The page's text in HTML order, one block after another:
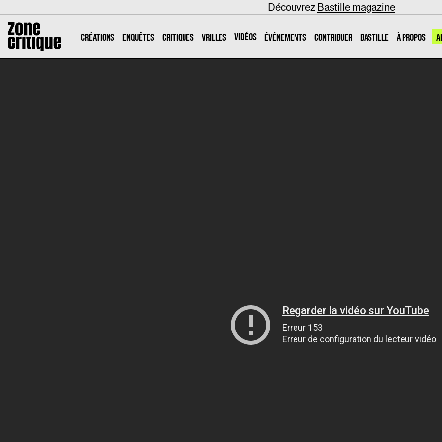
Découvrez Bastille magazine
CRÉATIONS ENQUÊTES CRITIQUES VRILLES VIDÉOS ÉVÉNEMENTS CONTRIBUER BASTILLE À PROPOS